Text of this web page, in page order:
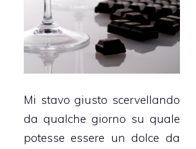
Mi stavo giusto scervellando
da qualche giorno su quale
potesse essere un dolce da